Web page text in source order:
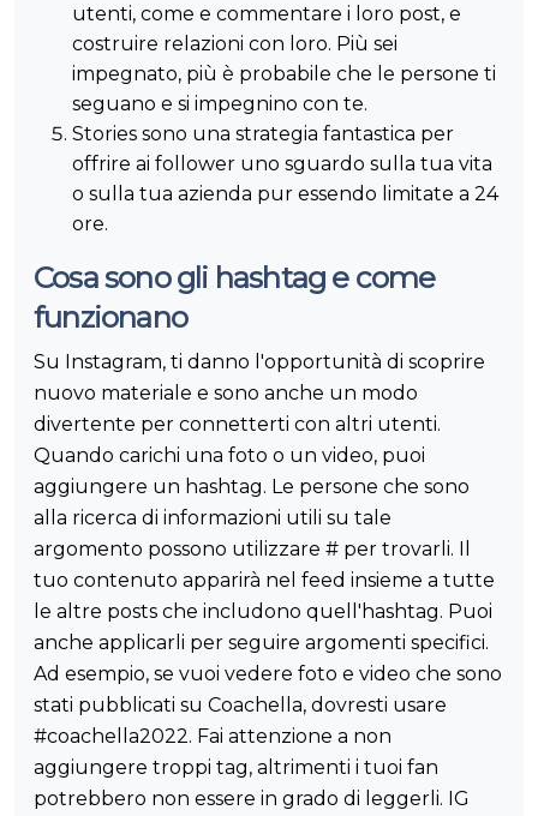
utenti, come e commentare i loro post, e
costruire relazioni con loro. Più sei
impegnato, più è probabile che le persone ti
seguano e si impegnino con te.
Stories sono una strategia fantastica per
offrire ai follower uno sguardo sulla tua vita
o sulla tua azienda pur essendo limitate a 24
ore.
Cosa sono gli hashtag e come
funzionano
Su Instagram, ti danno l'opportunità di scoprire
nuovo materiale e sono anche un modo
divertente per connetterti con altri utenti.
Quando carichi una foto o un video, puoi
aggiungere un hashtag. Le persone che sono
alla ricerca di informazioni utili su tale
argomento possono utilizzare # per trovarli. Il
tuo contenuto apparirà nel feed insieme a tutte
le altre posts che includono quell'hashtag. Puoi
anche applicarli per seguire argomenti specifici.
Ad esempio, se vuoi vedere foto e video che sono
stati pubblicati su Coachella, dovresti usare
#coachella2022. Fai attenzione a non
aggiungere troppi tag, altrimenti i tuoi fan
potrebbero non essere in grado di leggerli. IG